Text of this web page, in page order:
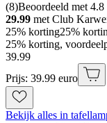
(8)Beoordeeld met
29.99 met Club
25% korting25%
25% korting,
39.99
Prijs: 39.99 euro
Bekijk alles in